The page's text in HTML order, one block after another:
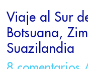
Viaje al Sur
Botsuana,
Suazilandia
SUR
DE
ÁFRICA,
PARTE
I: